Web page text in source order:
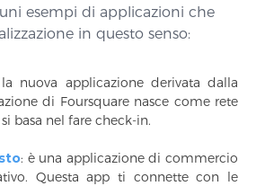
esempi di applicazioni che
in questo senso:
nuova applicazione derivata dalla
di Foursquare nasce come rete
basa nel fare check-in.
: è una applicazione di commercio
Questa app ti connette con le